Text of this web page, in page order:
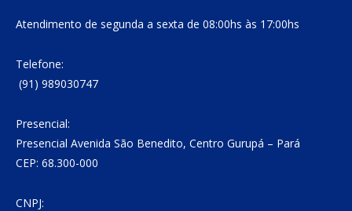
Atendimento de segunda a sexta de 08:00hs às 17:00hs
Telefone:
(91) 989030747
Presencial:
Presencial Avenida São Benedito, Centro Gurupá – Pará
CEP: 68.300-000
CNPJ: